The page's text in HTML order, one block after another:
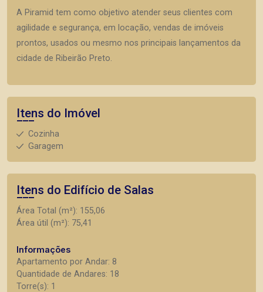
A Piramid tem como objetivo atender seus clientes com
agilidade e segurança, em locação, vendas de imóveis
prontos, usados ou mesmo nos principais lançamentos da
cidade de Ribeirão Preto.
Itens do Imóvel
Cozinha
Garagem
Itens do Edifício de Salas
Área Total (m²): 155,06
Área útil (m²): 75,41
Informações
Apartamento por Andar: 8
Quantidade de Andares: 18
Torre(s): 1